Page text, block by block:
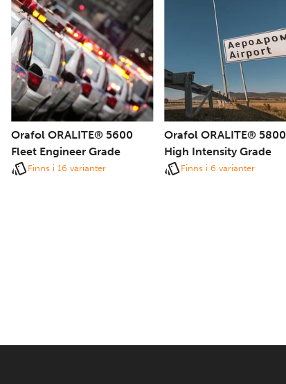
Orafol ORALITE® 5600
Fleet Engineer Grade
Finns i 16 varianter
Orafol ORALITE® 5800
High Intensity Grade
Finns i 6 varianter